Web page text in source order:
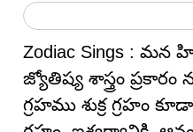
Zodiac Sings : మన
జ్యోతిష్య శాస్త్రం
గ్రహము శుక్ర గ్రహం